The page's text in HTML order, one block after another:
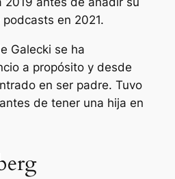
en 2021.
Galecki se ha
a propósito y desde
en ser padre. Tuvo
de tener una hija en